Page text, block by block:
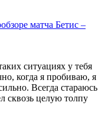
матча Бетис –
ситуациях у тебя
когда я пробиваю, я
Всегда стараюсь
сквозь целую толпу